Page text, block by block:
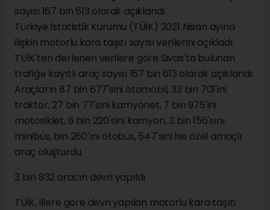
sayısı 167 bin 613 olarak açıklandı.
Türkiye İstatistik Kurumu (TÜİK) 2021 Nisan ayına
ilişkin motorlu kara taşıtı sayısı verilerini açıkladı.
TÜİK'ten derlenen verilere göre Sivas'ta bulunan
trafiğe kayıtlı araç sayısı 167 bin 613 olarak açıklandı.
Araçların 87 bin 677'sini otomobil, 33 bin 701'ini
traktör, 27 bin 77'sini kamyonet, 7 bin 975'ini
motosiklet, 6 bin 220'sini kamyon, 3 bin 156'sını
minibüs, bin 260'ını otobüs, 547'sini ise özel amaçlı
araç oluşturdu.
3 bin 832 aracın devri yapıldı
TÜİK, illere göre devri yapılan motorlu kara taşıtı